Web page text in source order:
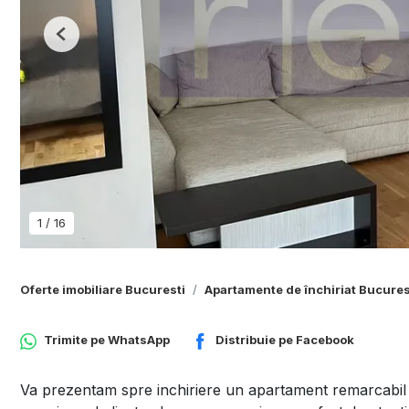
1 / 16
Previous
Oferte imobiliare Bucuresti Apartamente de închiriat
Trimite peWhatsApp Distribuie pe Facebook
Va prezentam spre inchiriere un apartament